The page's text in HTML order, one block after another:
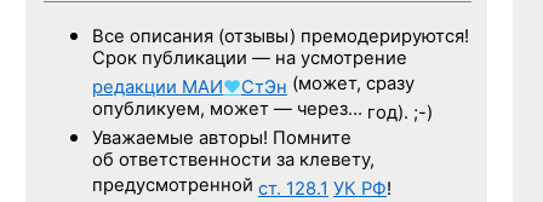
Все описания (отзывы) премодерируются!
Срок публикации — на усмотрение
редакции МАИ♥СтЭн (может, сразу
опубликуем, может — через… год). ;-)
Уважаемые авторы! Помните
об ответственности за клевету,
предусмотренной ст. 128.1 УК РФ!